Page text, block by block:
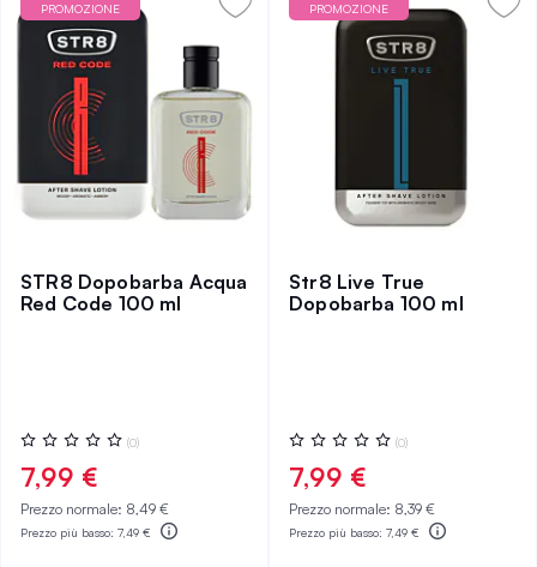
PROMOZIONE
STR8 Dopobarba Acqua
Red Code 100 ml
Valutazione:
0%
(0)
7,99 €
Prezzo normale: 8,49 €
Prezzo più basso: 7,49 €
PROMOZIONE
Str8 Live True
Dopobarba 100 ml
Valutazione:
0%
(0)
7,99 €
Prezzo normale: 8,39 €
Prezzo più basso: 7,49 €